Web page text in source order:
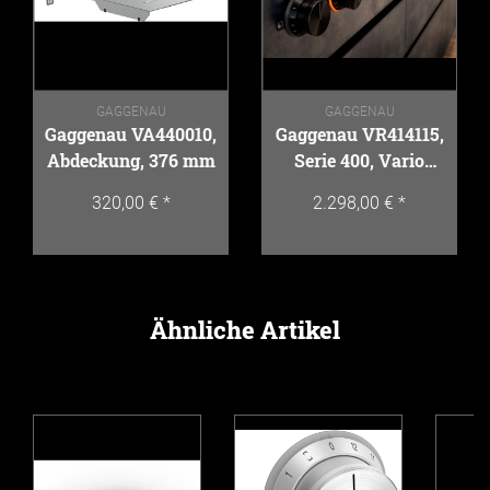
GAGGENAU
Gaggenau VA440010,
Abdeckung, 376 mm
320,00 € *
GAGGENAU
Gaggenau VR414115,
Serie 400, Vario
2.298,00 € *
Ähnliche Artikel